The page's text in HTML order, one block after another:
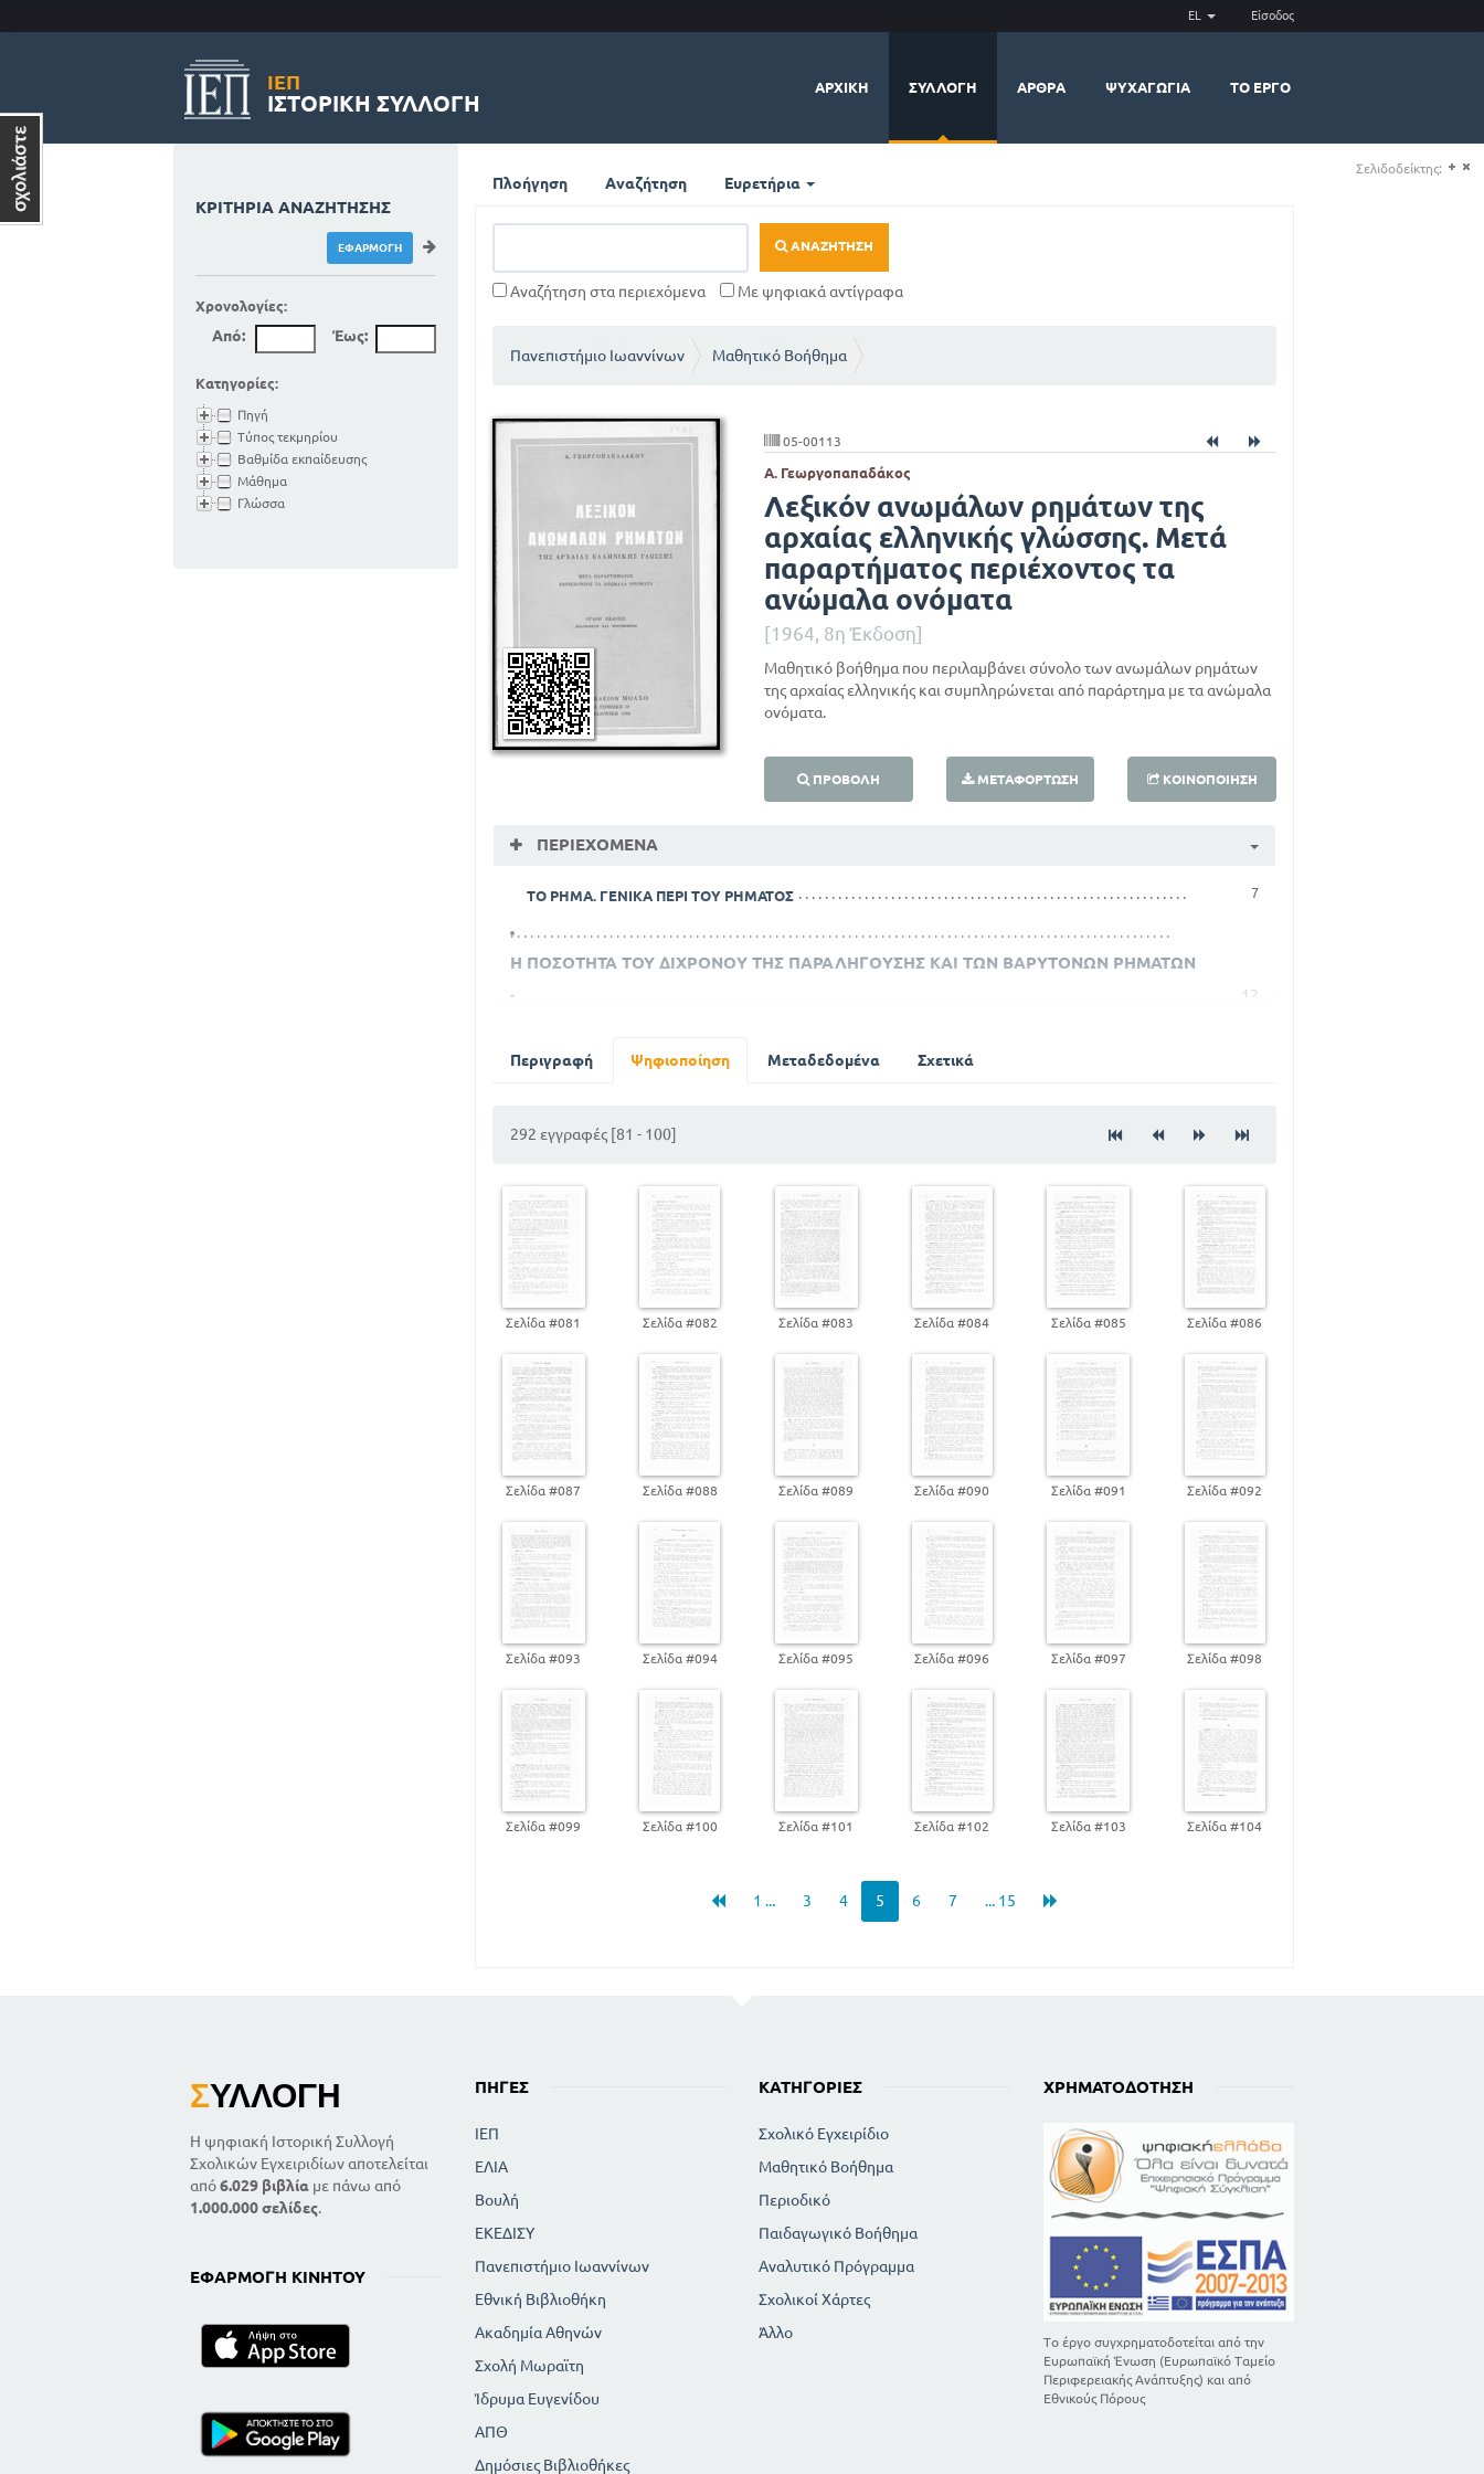
EL Είσοδος
ΙΕΠ
ΙΣΤΟΡΙΚΉ ΣΥΛΛΟΓΉ
ΑΡΧΙΚΉ ΣΥΛΛΟΓΉ ΆΡΘΡΑ ΨΥΧΑΓΩΓΊΑ ΤΟ ΈΡΓΟ
Πλοήγηση Αναζήτηση Ευρετήρια
ΑΝΑΖΉΤΗΣΗ
Αναζήτηση στα περιεχόμενα Με ψηφιακά αντίγραφα
Πανεπιστήμιο Ιωαννίνων Μαθητικό Βοήθημα
05-00113
Α. Γεωργοπαπαδάκος
Λεξικόν ανωμάλων ρημάτων της
αρχαίας ελληνικής γλώσσης. Μετά
παραρτήματος περιέχοντος τα
ανώμαλα ονόματα
[1964, 8η Έκδοση]
Μαθητικό βοήθημα που περιλαμβάνει σύνολο των ανωμάλων ρημάτων
της αρχαίας ελληνικής και συμπληρώνεται από παράρτημα με τα ανώμαλα
ονόματα.
ΠΡΟΒΟΛΉ ΜΕΤΑΦΌΡΤΩΣΗ ΚΟΙΝΟΠΟΊΗΣΗ
ΠΕΡΙΕΧΌΜΕΝΑ
ΤΟ ΡΗΜΑ. ΓΕΝΙΚΑ ΠΕΡΙ ΤΟΥ ΡΗΜΑΤΟΣ 7
Η ΠΟΣΟΤΗΤΑ ΤΟΥ ΔΙΧΡΟΝΟΥ ΤΗΣ ΠΑΡΑΛΗΓΟΥΣΗΣ ΚΑΙ ΤΩΝ ΒΑΡΥΤΟΝΩΝ ΡΗΜΑΤΩΝ
12
120
Η ΠΟΣΟΤΗΤΑ ΤΟΥ ΔΙΧΡΟΝΟΥ ΤΗΣ ΠΑΡΑΛΗΓΟΥΣΗΣ ΚΑΙ ΤΩΝ ΒΑΡΥΤΟΝΩΝ ΡΗΜΑΤΩΝ
150
Η ΠΟΣΟΤΗΤΑ ΤΟΥ ΔΙΧΡΟΝΟΥ ΤΗΣ ΠΑΡΑΛΗΓΟΥΣΗΣ ΚΑΙ ΤΩΝ ΒΑΡΥΤΟΝΩΝ ΡΗΜΑΤΩΝ
220
270
ΠΑΡΑΡΤΗΜΑ - ΑΝΩΜΑΛΑ ΟΝΟΜΑΤΑ
273
ΕΡΓΑ ΤΟΥ ΙΔΙΟΥ
292
Περιγραφή Ψηφιοποίηση Μεταδεδομένα Σχετικά
292 εγγραφές [81 - 100]
Σελίδα #081 Σελίδα #082 Σελίδα #083 Σελίδα #084 Σελίδα #085 Σελίδα #086
Σελίδα #087 Σελίδα #088 Σελίδα #089 Σελίδα #090 Σελίδα #091 Σελίδα #092
Σελίδα #093 Σελίδα #094 Σελίδα #095 Σελίδα #096 Σελίδα #097 Σελίδα #098
Σελίδα #099 Σελίδα #100 Σελίδα #101 Σελίδα #102 Σελίδα #103 Σελίδα #104
1 ... 3 4 5 6 7 ... 15
ΚΡΙΤΉΡΙΑ ΑΝΑΖΉΤΗΣΗΣ
Χρονολογίες:
Από: Έως:
Κατηγορίες:
Πηγή
Τύπος τεκμηρίου
Βαθμίδα εκπαίδευσης
Μάθημα
Γλώσσα
ΣΥΛΛΟΓΉ
Η ψηφιακή Ιστορική Συλλογή
Σχολικών Εγχειριδίων αποτελείται
από6.029 βιβλία με πάνω από
1.000.000 σελίδες.
ΕΦΑΡΜΟΓΉ ΚΙΝΗΤΟΎ
ΠΗΓΈΣ
ΙΕΠ
ΕΛΙΑ
Βουλή
ΕΚΕΔΙΣΥ
Πανεπιστήμιο Ιωαννίνων
Εθνική Βιβλιοθήκη
Ακαδημία Αθηνών
Σχολή Μωραϊτη
Ίδρυμα Ευγενίδου
ΑΠΘ
Δημόσιες Βιβλιοθήκες
ΚΑΤΗΓΟΡΊΕΣ
Σχολικό Εγχειρίδιο
Μαθητικό Βοήθημα
Περιοδικό
Παιδαγωγικό Βοήθημα
Αναλυτικό Πρόγραμμα
Σχολικοί Χάρτες
Άλλο
ΧΡΗΜΑΤΟΔΌΤΗΣΗ
Το έργο συγχρηματοδοτείται από την
Ευρωπαϊκή Ένωση (Ευρωπαϊκό Ταμείο
Περιφερειακής Ανάπτυξης) και από
Εθνικούς Πόρους
Σελιδοδείκτης: